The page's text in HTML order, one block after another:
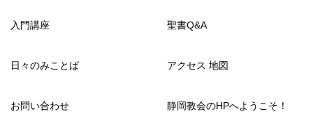
入門講座 聖書Q&A
日々のみことば アクセス 地図
お問い合わせ 静岡教会のHPへようこそ！